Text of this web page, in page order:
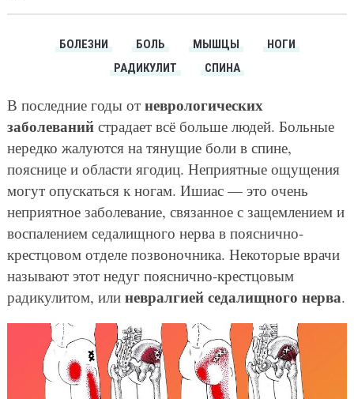
БОЛЕЗНИ БОЛЬ МЫШЦЫ
НОГИ
РАДИКУЛИТ
СПИНА
В последние годы от неврологических
заболеванийстрадает всё больше людей. Больные
нередко жалуются на тянущие боли в спине,
пояснице и области ягодиц. Неприятные ощущения
могут опускаться к ногам. Ишиас — это очень
неприятное заболевание, связанное с защемлением и
воспалением седалищного нерва в пояснично-
крестцовом отделе позвоночника. Некоторые врачи
называют этот недуг пояснично-крестцовым
радикулитом, или невралгией седалищного нерва.